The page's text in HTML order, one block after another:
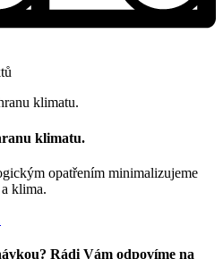
klimatu.
opatřením minimalizujeme
klima.
Rádi Vám odpovíme na